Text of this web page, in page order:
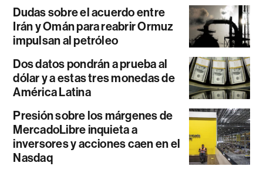
Dudas sobre el acuerdo entre
Irán y Omán para reabrir Ormuz
impulsan al petróleo
Dos datos pondrán a prueba al
dólar y a estas tres monedas de
América Latina
Presión sobre los márgenes de
MercadoLibre inquieta a
inversores y acciones caen en el
Nasdaq